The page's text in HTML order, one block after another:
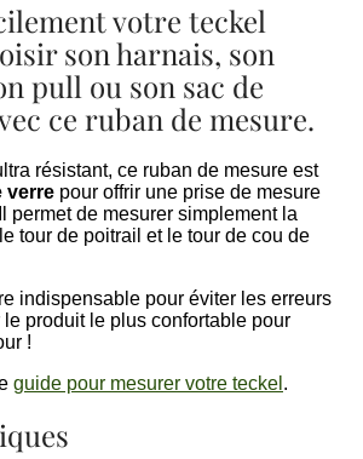
votre teckel
son harnais, son
pull ou son sac de
ce ruban de mesure.
résistant, ce ruban de mesure est
verre pour offrir une prise de mesure
permet de mesurer simplement la
tour de poitrail et le tour de cou de
indispensable pour éviter les erreurs
produit le plus confortable pour
!
guide pour mesurer votre teckel .